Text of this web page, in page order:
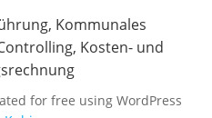
Kommunales
Kosten- und
for free using WordPress